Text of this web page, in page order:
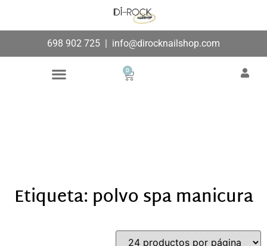
698 902 725 | info@dirocknailshop.com
0
Etiqueta: polvo spa manicura